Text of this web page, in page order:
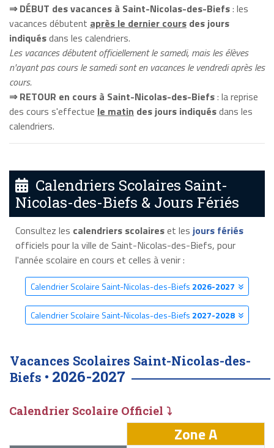
⇒ DÉBUT des vacances à Saint-Nicolas-des-Biefs: les
vacances débutent après le dernier cours des jours
indiquésdans les calendriers.
Les vacances débutent officiellement le samedi, mais les élèves
n'ayant pas cours le samedi sont en vacances le vendredi après les
cours.
⇒ RETOUR en cours à Saint-Nicolas-des-Biefs: la reprise
des cours s'effectue le matin des jours indiquésdans les
calendriers.
Calendriers Scolaires Saint-
Nicolas-des-Biefs & Jours Fériés
Consultez les calendriers scolaireset les jours fériés
officiels pour la ville de Saint-Nicolas-des-Biefs, pour
l'année scolaire en cours et celles à venir :
Calendrier Scolaire Saint-Nicolas-des-Biefs 2026-2027
Calendrier Scolaire Saint-Nicolas-des-Biefs 2027-2028
Vacances Scolaires Saint-Nicolas-des-
Biefs • 2026-2027
Calendrier Scolaire Officiel ⤵
Zone A